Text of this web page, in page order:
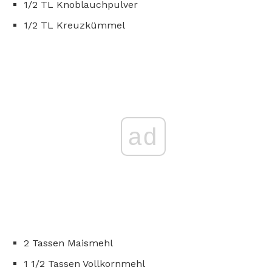
1/2 TL Knoblauchpulver
1/2 TL Kreuzkümmel
ad
2 Tassen Maismehl
1 1/2 Tassen Vollkornmehl